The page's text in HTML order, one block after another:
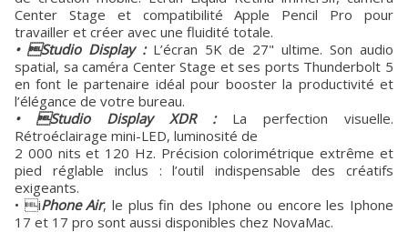
Center Stage et compatibilité Apple Pencil Pro pour
travailler et créer avec une fluidité totale.
• Studio Display : L’écran 5K de 27" ultime. Son audio
spatial, sa caméra Center Stage et ses ports Thunderbolt 5
en font le partenaire idéal pour booster la productivité et
l’élégance de votre bureau.
• Studio Display XDR :La perfection visuelle.
Rétroéclairage mini-LED, luminosité de
2 000 nits et 120 Hz. Précision colorimétrique extrême et
pied réglable inclus : l’outil indispensable des créatifs
exigeants.
• iPhone Air, le plus fin des Iphone ou encore les Iphone
17 et 17 pro sont aussi disponibles chez NovaMac.